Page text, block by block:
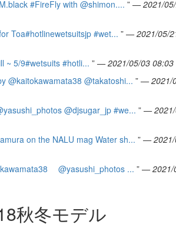
#FireFly with @shimon.... ” — 2021/
Toa#hotlinewetsuitsjp #wet... ” — 2021/05/
~ 5/9#wetsuits #hotli... ” — 2021/05/03 08:03
@kaitokawamata38 @takatoshi... ” — 2021/
@djsugar_jp #we... ” —
on the NALU mag Water sh... ” — 2021/
@yasushi_photos ... ” — 2021/
秋冬モデル